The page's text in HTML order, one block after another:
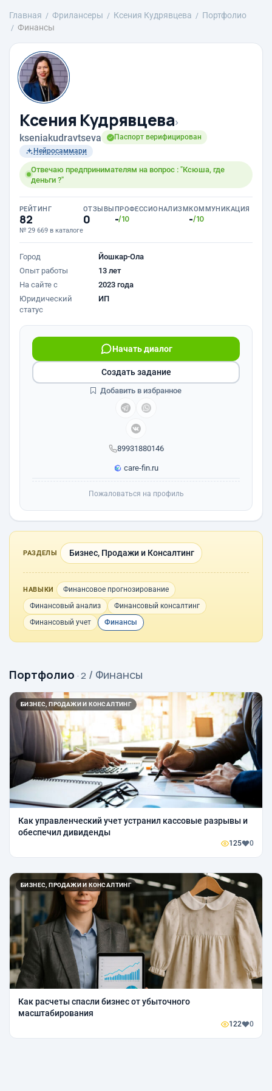
Главная Фрилансеры Ксения Кудрявцева
Портфолио
Финансы
Ксения Кудрявцева›
kseniakudravtseva
Паспорт верифицирован
Нейросаммари
Отвечаю предпринимателям на вопрос : "Ксюша, где
деньги ?"
РЕЙТИНГ
82
№ 29 669 в каталоге
ОТЗЫВЫ
0
ПРОФЕССИОНАЛИЗМ
-/10
КОММУНИКАЦИЯ
-/10
Город
Йошкар-Ола
Опыт работы
13 лет
На сайте с
2023 года
Юридический
статус
ИП
89931880146
Начать диалог
care-fin.ru
Создать задание
Добавить в избранное
Пожаловаться на профиль
РАЗДЕЛЫ Бизнес, Продажи и Консалтинг
НАВЫКИ
Финансовое прогнозирование
Финансовый анализ
Финансовый консалтинг
Финансовый учет
Финансы
Портфолио · 2 / Финансы
БИЗНЕС, ПРОДАЖИ И КОНСАЛТИНГ
Как управленческий учет устранил кассовые разрывы и
обеспечил дивиденды
125 0
БИЗНЕС, ПРОДАЖИ И КОНСАЛТИНГ
Как расчеты спасли бизнес от убыточного
масштабирования
122 0